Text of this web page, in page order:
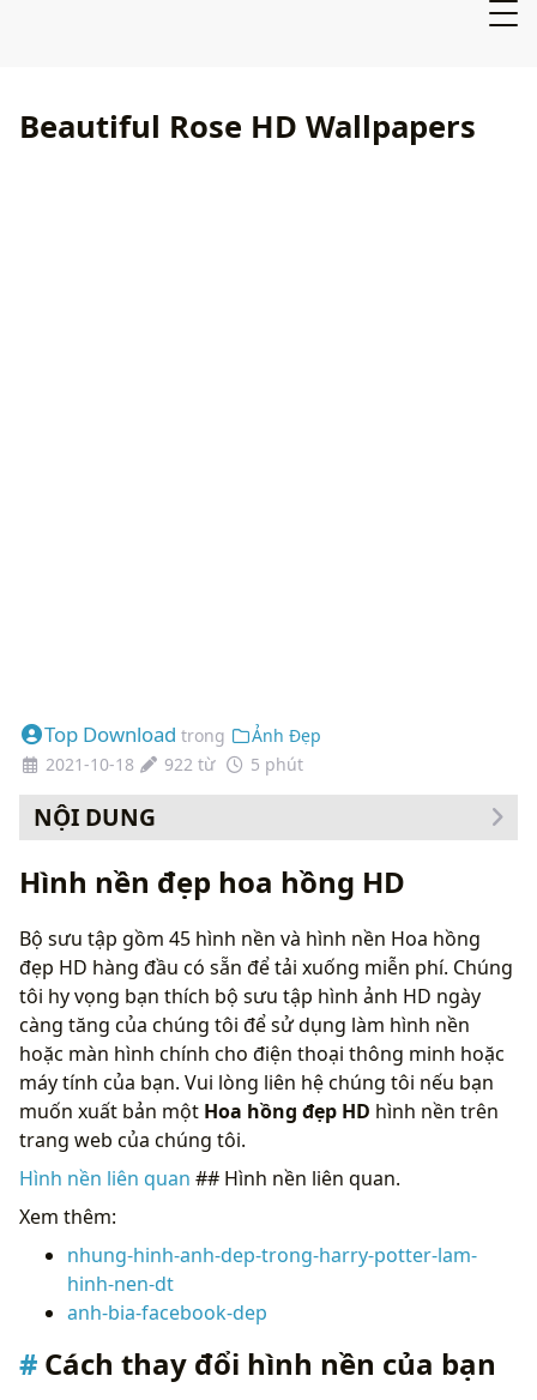
Beautiful Rose HD Wallpapers
Top Download trong
Ảnh Đẹp
2021-10-18
922 từ 5 phút
NỘI DUNG
Hình nền đẹp hoa hồng HD
Bộ sưu tập gồm 45 hình nền và hình nền Hoa hồng
đẹp HD hàng đầu có sẵn để tải xuống miễn phí. Chúng
tôi hy vọng bạn thích bộ sưu tập hình ảnh HD ngày
càng tăng của chúng tôi để sử dụng làm hình nền
hoặc màn hình chính cho điện thoại thông minh hoặc
máy tính của bạn. Vui lòng liên hệ chúng tôi nếu bạn
muốn xuất bản một Hoa hồng đẹp HD hình nền trên
trang web của chúng tôi.
Hình nền liên quan ## Hình nền liên quan.
Xem thêm:
nhung-hinh-anh-dep-trong-harry-potter-lam-
hinh-nen-dt
anh-bia-facebook-dep
Cách thay đổi hình nền của bạn